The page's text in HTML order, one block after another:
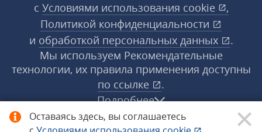
Оставаясь здесь, вы соглашаетесь
с Условиями использования cookie
,
Политикой конфиденциальности
и обработкой персональных данных
.
Мы используем Рекомендательные
технологии, их правила применения доступны
по ссылке
.
Подробнее